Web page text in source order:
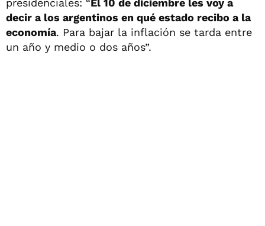
decir a los argentinos en qué estado recibo a la
economía. Para bajar la inflación se tarda entre
un año y medio o dos años”.